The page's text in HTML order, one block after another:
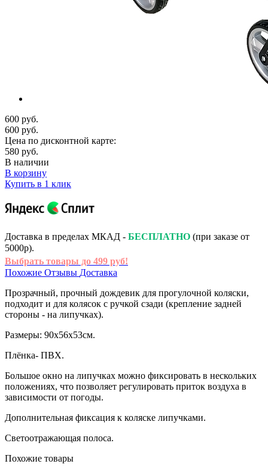
600 руб.
600 руб.
Цена по дисконтной карте:
580 руб.
В наличии
В корзину
Купить в 1 клик
Доставка в пределах МКАД - БЕСПЛАТНО (при заказе от
5000р).
Выбрать товары до 499 руб!
Похожие Отзывы Доставка
Прозрачный, прочный дождевик для прогулочной коляски,
подходит и для колясок с ручкой сзади (крепление задней
стороны - на липучках).
Размеры: 90х56х53см.
Плёнка- ПВХ.
Большое окно на липучках можно фиксировать в нескольких
положениях, что позволяет регулировать приток воздуха в
зависимости от погоды.
Дополнительная фиксация к коляске липучками.
Светоотражающая полоса.
Похожие товары